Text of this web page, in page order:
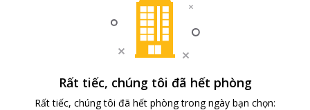
Rất tiếc, chúng tôi đã hết phòng
Rất tiếc, chúng tôi đã hết phòng trong ngày bạn chọn: